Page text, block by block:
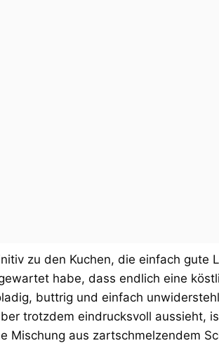
zu den Kuchen, die einfach gute
habe, dass endlich eine
buttrig und einfach
trotzdem eindrucksvoll aussieht,
Mischung aus zartschmelzendem